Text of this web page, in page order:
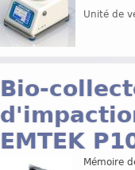
Unité de
Bio-
EMTEK
Mémoire